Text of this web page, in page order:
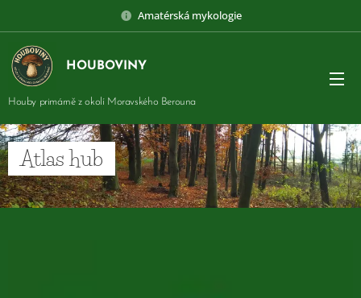
Amatérská mykologie
HOUBOVINY
Houby primárně z okolí Moravského Berouna
Atlas hub